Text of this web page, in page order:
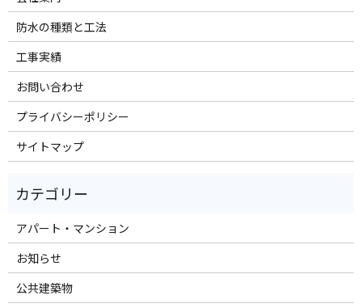
防水の種類と工法
工事実績
お問い合わせ
プライバシーポリシー
サイトマップ
アパート・マンション
お知らせ
公共建築物